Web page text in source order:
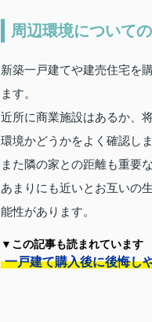
周辺環境について
新築一戸建てや建売住宅を
ます。
近所に商業施設はあるか、
環境かどうかをよく確認しま
また隣の家との距離も重要
あまりにも近いとお互いの
能性があります。
▼この記事も読まれています
一戸建て購入後に後悔し